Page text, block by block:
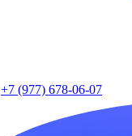
+7 (977) 678-06-07